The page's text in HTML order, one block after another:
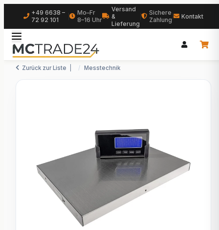
+49 6638 –
72 92 101
Mo–Fr
8–16 Uhr
Versand
&
Lieferung
Sichere
Zahlung
Kontakt
Zurück zur Liste Messtechnik